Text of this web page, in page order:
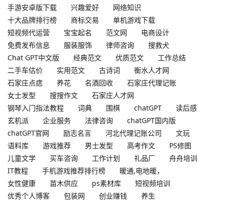
手游安卓版下载
兴趣爱好
网络知识
十大品牌排行榜
商标交易
单机游戏下载
短视频代运营
宝宝起名 范文网
电商设计
免费发布信息
服装服饰 律师咨询
搜救犬
Chat GPT中文版
经典范文 优质范文
工作总结
二手车估价
实用范文 古诗词
衡水人才网
石家庄点痣
养花 名酒回收
石家庄代理记账
女士发型
搜搜作文
石家庄人才网
钢琴入门指法教程
词典 围棋 chatGPT
读后感
玄机派
企业服务 法律咨询
chatGPT国内版
chatGPT官网
励志名言 河北代理记账公司
文玩
语料库
游戏推荐 男士发型 高考作文
PS修图
儿童文学
买车咨询 工作计划 礼品厂
舟舟培训
IT教程
手机游戏推荐排行榜
暖通,电地暖，
女性健康
苗木供应 ps素材库
短视频培训
优秀个人博客
包装网 创业赚钱
养生